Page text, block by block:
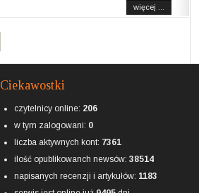
więcej ...
Ciekawostki
czytelnicy online: 206
w tym zalogowani: 0
liczba aktywnych kont: 7361
ilość opublikowanch newsów: 38514
napisanych recenzji i artykułów: 1183